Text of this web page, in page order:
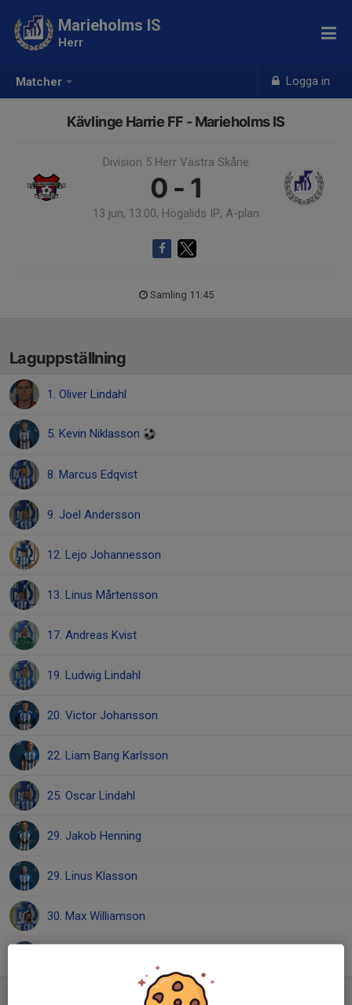
Matcher Logga in
Marieholms IS
Herr
Kävlinge Harrie FF - Marieholms IS
Division 5 Herr Västra Skåne
0 - 1
13 jun, 13:00, Högalids IP, A-plan
Samling 11:45
Laguppställning
1. Oliver Lindahl
5. Kevin Niklasson
8. Marcus Edqvist
9. Joel Andersson
12. Lejo Johannesson
13. Linus Mårtensson
17. Andreas Kvist
19. Ludwig Lindahl
20. Victor Johansson
22. Liam Bang Karlsson
25. Oscar Lindahl
29. Jakob Henning
29. Linus Klasson
30. Max Williamson